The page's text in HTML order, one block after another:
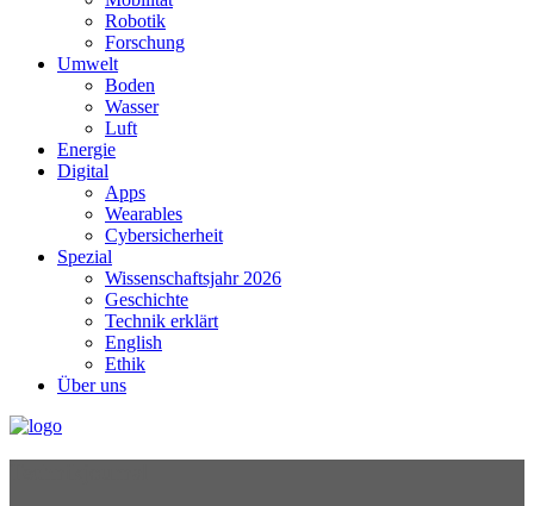
Robotik
Forschung
Umwelt
Boden
Wasser
Luft
Energie
Digital
Apps
Wearables
Cybersicherheit
Spezial
Wissenschaftsjahr 2026
Geschichte
Technik erklärt
English
Ethik
Über uns